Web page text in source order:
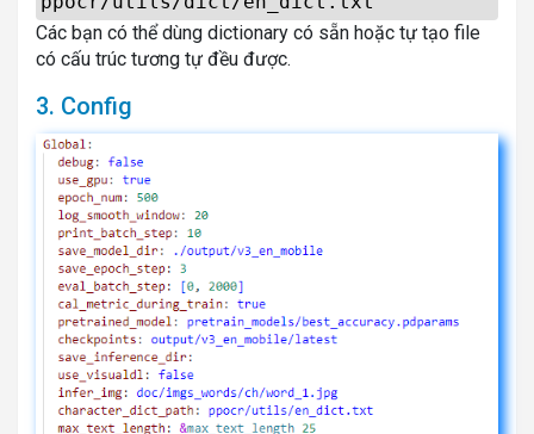
Các bạn có thể dùng dictionary có sẵn hoặc tự tạo file
có cấu trúc tương tự đều được.
3. Config